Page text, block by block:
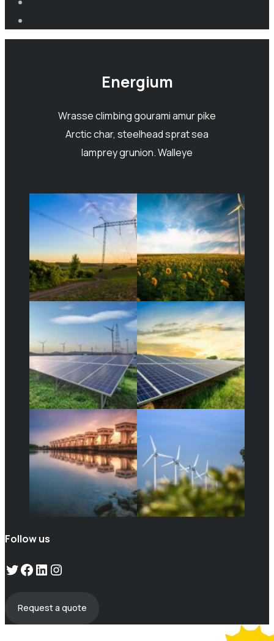
Energium
Wrasse climbing gourami amur pike
Arctic char, steelhead sprat sea
lamprey grunion. Walleye
Follow us
Twitter
Facebook
LinkedIn
Instagram
Request a quote